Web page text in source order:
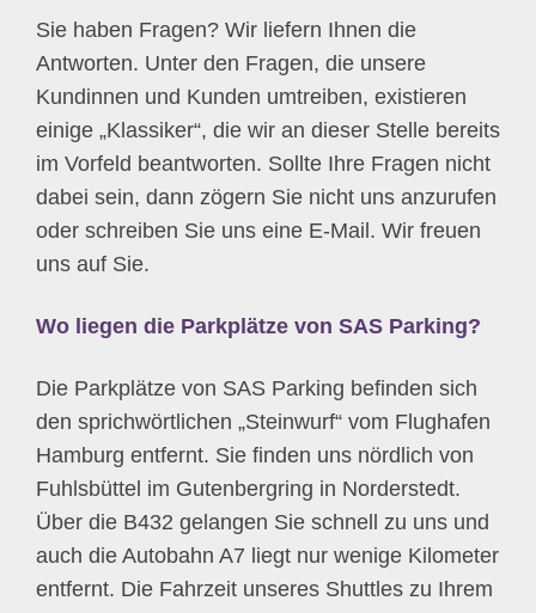
Sie haben Fragen? Wir liefern Ihnen die
Antworten. Unter den Fragen, die unsere
Kundinnen und Kunden umtreiben, existieren
einige „Klassiker“, die wir an dieser Stelle bereits
im Vorfeld beantworten. Sollte Ihre Fragen nicht
dabei sein, dann zögern Sie nicht uns anzurufen
oder schreiben Sie uns eine E-Mail. Wir freuen
uns auf Sie.
Wo liegen die Parkplätze von SAS Parking?
Die Parkplätze von SAS Parking befinden sich
den sprichwörtlichen „Steinwurf“ vom Flughafen
Hamburg entfernt. Sie finden uns nördlich von
Fuhlsbüttel im Gutenbergring in Norderstedt.
Über die B432 gelangen Sie schnell zu uns und
auch die Autobahn A7 liegt nur wenige Kilometer
entfernt. Die Fahrzeit unseres Shuttles zu Ihrem